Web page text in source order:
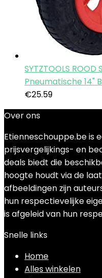
SYTZTOOLS
Pneumatische 14"
€25.59
Over ons
Etienneschouppe.be is
prijsvergelijkings- en
deals biedt die
hoogte houdt via de
afbeeldingen zijn
hun respectievelijke
is afgeleid van hun
Snelle links
Home
Alles winkelen